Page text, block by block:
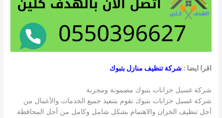
اقرا ايضا :شركة تنظيف منازل بتبوك
شركة غسيل خزانات بتبوك مضمونة ومجربة
شركة غسيل خزانات بتبوك تقوم بتنفيذ جميع الخدمات والأعمال من
أجل تنظيف الخزان والاهتمام بشكل شامل وكامل من أجل المحافظة